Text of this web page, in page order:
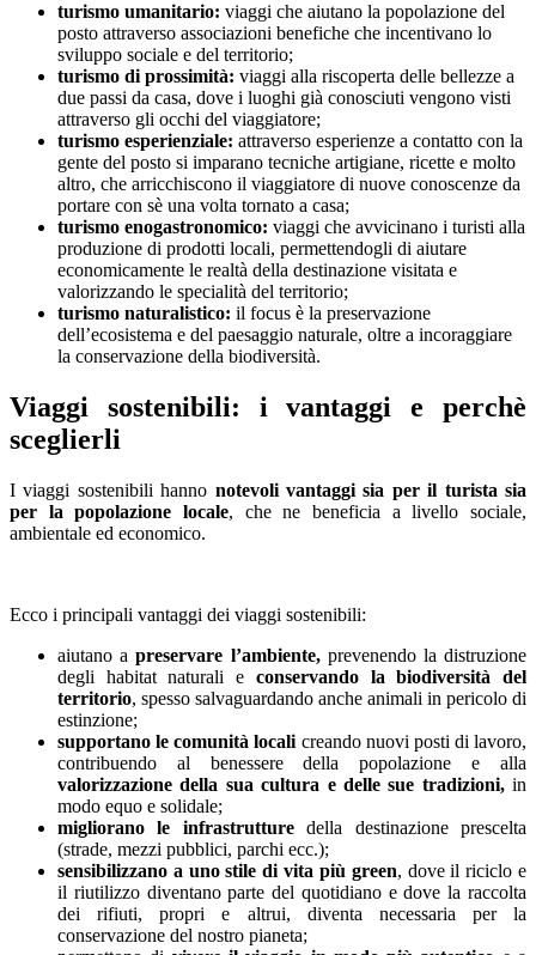
turismo umanitario: viaggi che aiutano la popolazione del
posto attraverso associazioni benefiche che incentivano lo
sviluppo sociale e del territorio;
turismo di prossimità: viaggi alla riscoperta delle bellezze a
due passi da casa, dove i luoghi già conosciuti vengono visti
attraverso gli occhi del viaggiatore;
turismo esperienziale: attraverso esperienze a contatto con la
gente del posto si imparano tecniche artigiane, ricette e molto
altro, che arricchiscono il viaggiatore di nuove conoscenze da
portare con sè una volta tornato a casa;
turismo enogastronomico: viaggi che avvicinano i turisti alla
produzione di prodotti locali, permettendogli di aiutare
economicamente le realtà della destinazione visitata e
valorizzando le specialità del territorio;
turismo naturalistico: il focus è la preservazione
dell’ecosistema e del paesaggio naturale, oltre a incoraggiare
la conservazione della biodiversità.
Viaggi sostenibili: i vantaggi e perchè
sceglierli
I viaggi sostenibili hanno notevoli vantaggi sia per il turista sia
per la popolazione locale, che ne beneficia a livello sociale,
ambientale ed economico.
Ecco i principali vantaggi dei viaggi sostenibili:
aiutano apreservare l’ambiente,prevenendo la distruzione
degli habitat naturali e conservando la biodiversità del
territorio, spesso salvaguardando anche animali in pericolo di
estinzione;
supportano le comunità locali creando nuovi posti di lavoro,
contribuendo al benessere della popolazione e alla
valorizzazione della sua cultura e delle sue tradizioni,in
modo equo e solidale;
migliorano le infrastrutturedella destinazione prescelta
(strade, mezzi pubblici, parchi ecc.);
sensibilizzano a uno stile di vita più green, dove il riciclo e
il riutilizzo diventano parte del quotidiano e dove la raccolta
dei rifiuti, propri e altrui, diventa necessaria per la
conservazione del nostro pianeta;